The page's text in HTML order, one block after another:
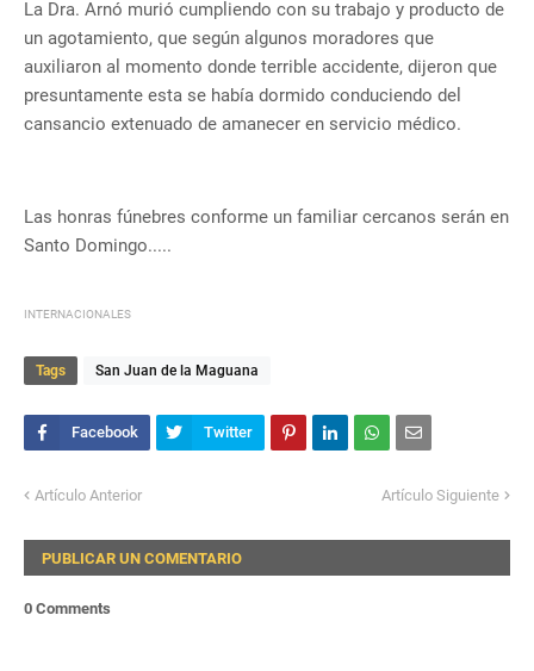
La Dra. Arnó murió cumpliendo con su trabajo y producto de
un agotamiento, que según algunos moradores que
auxiliaron al momento donde terrible accidente, dijeron que
presuntamente esta se había dormido conduciendo del
cansancio extenuado de amanecer en servicio médico.
Las honras fúnebres conforme un familiar cercanos serán en
Santo Domingo.....
INTERNACIONALES
Tags San Juan de la Maguana
Artículo Anterior Artículo Siguiente
PUBLICAR UN COMENTARIO
0 Comments